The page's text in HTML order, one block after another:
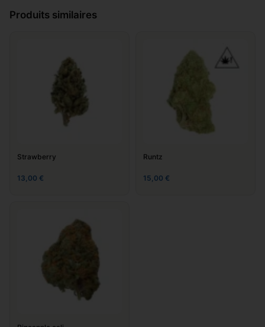
Laissez votre avis sur "Cherry
Ajouter un commentaire
Produits similaires
Strawberry
13,00 €
Runtz
15,00 €